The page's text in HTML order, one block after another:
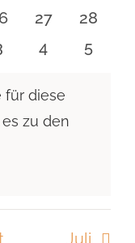
0
27
0
28
0
4
0
5
für diese
zu den
Juli